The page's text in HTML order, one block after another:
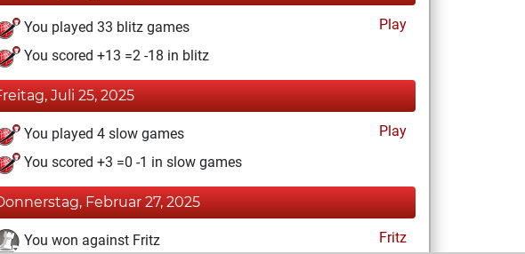
You played 33 blitz games
Play
You scored +13 =2 -18 in blitz
Juli 25, 2025
You played 4 slow games
Play
You scored +3 =0 -1 in slow games
Februar 27, 2025
You won against Fritz
Fritz